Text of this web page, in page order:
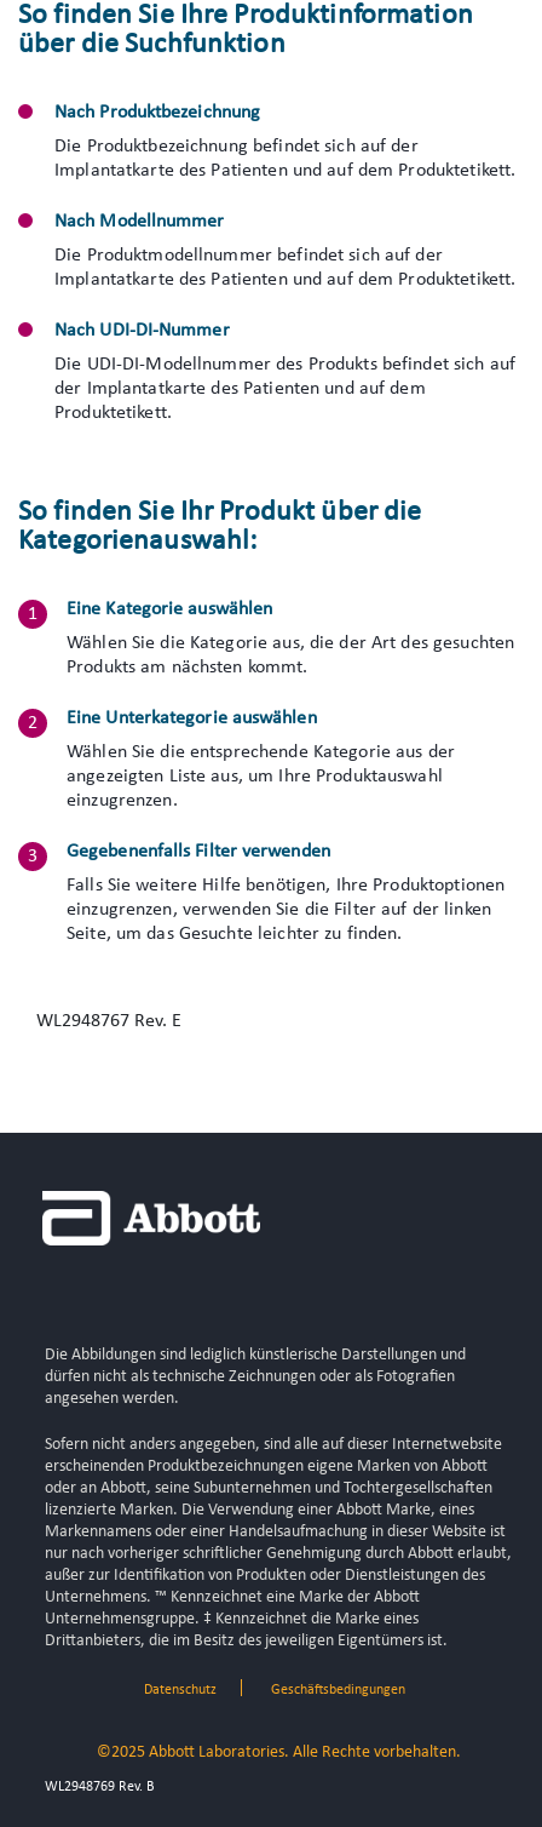
So finden Sie Ihre Produktinformation
über die Suchfunktion
Nach Produktbezeichnung
Die Produktbezeichnung befindet sich auf der
Implantatkarte des Patienten und auf dem Produktetikett.
Nach Modellnummer
Die Produktmodellnummer befindet sich auf der
Implantatkarte des Patienten und auf dem Produktetikett.
Nach UDI-DI-Nummer
Die UDI-DI-Modellnummer des Produkts befindet sich auf
der Implantatkarte des Patienten und auf dem
Produktetikett.
So finden Sie Ihr Produkt über die
Kategorienauswahl:
Eine Kategorie auswählen
Wählen Sie die Kategorie aus, die der Art des gesuchten
Produkts am nächsten kommt.
Eine Unterkategorie auswählen
Wählen Sie die entsprechende Kategorie aus der
angezeigten Liste aus, um Ihre Produktauswahl
einzugrenzen.
Gegebenenfalls Filter verwenden
Falls Sie weitere Hilfe benötigen, Ihre Produktoptionen
einzugrenzen, verwenden Sie die Filter auf der linken
Seite, um das Gesuchte leichter zu finden.
WL2948767 Rev. E
Die Abbildungen sind lediglich künstlerische Darstellungen und
dürfen nicht als technische Zeichnungen oder als Fotografien
angesehen werden.
Sofern nicht anders angegeben, sind alle auf dieser Internetwebsite
erscheinenden Produktbezeichnungen eigene Marken von Abbott
oder an Abbott, seine Subunternehmen und Tochtergesellschaften
lizenzierte Marken. Die Verwendung einer Abbott Marke, eines
Markennamens oder einer Handelsaufmachung in dieser Website ist
nur nach vorheriger schriftlicher Genehmigung durch Abbott erlaubt,
außer zur Identifikation von Produkten oder Dienstleistungen des
Unternehmens. ™ Kennzeichnet eine Marke der Abbott
Unternehmensgruppe. ‡ Kennzeichnet die Marke eines
Drittanbieters, die im Besitz des jeweiligen Eigentümers ist.
Datenschutz Geschäftsbedingungen
©2025 Abbott Laboratories. Alle Rechte vorbehalten.
WL2948769 Rev. B